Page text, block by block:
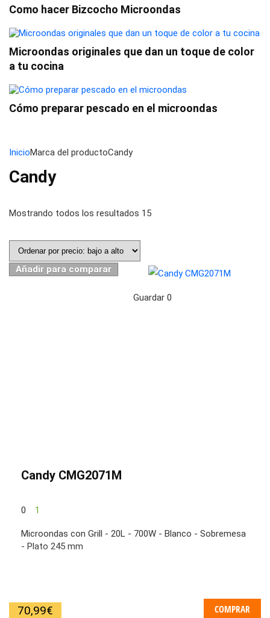
Como hacer Bizcocho Microondas
Microondas originales que dan un toque de color
a tu cocina
Cómo preparar pescado en el microondas
InicioMarca del productoCandy
Candy
Mostrando todos los resultados 15
Añadir para comparar
Guardar 0
Candy CMG2071M
0 1
Microondas con Grill - 20L - 700W - Blanco - Sobremesa
- Plato 245 mm
70,99€ COMPRAR